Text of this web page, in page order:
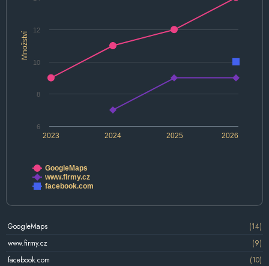
Množství
2024 2026
2023 2025
6
8
10
12
GoogleMaps
www.firmy.cz
facebook.com
GoogleMaps
(14)
www.firmy.cz
(9)
facebook.com
(10)